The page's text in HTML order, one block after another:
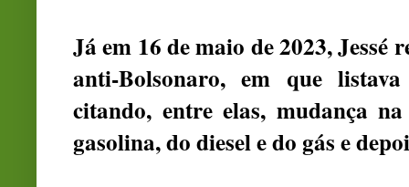
Já em 16 de maio de 2023,
anti-Bolsonaro, em que
citando, entre elas, mudança
gasolina, do diesel e do gás e